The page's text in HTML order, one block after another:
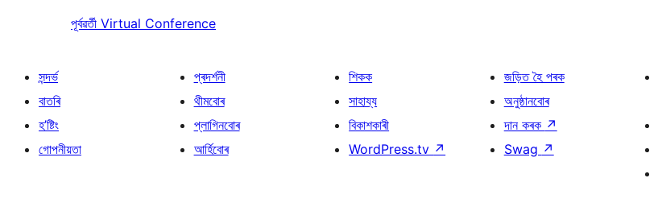
পূৰ্বৱৰ্তী Virtual Conference
সন্দৰ্ভ
বাতৰি
হ’ষ্টিং
গোপনীয়তা
প্ৰদৰ্শনী
থীমবোৰ
প্লাগিনবোৰ
আৰ্হিবোৰ
শিকক
সাহায্য
বিকাশকাৰী
WordPress.tv ↗
জড়িত হৈ পৰক
অনুষ্ঠানবোৰ
দান কৰক ↗
Swag ↗